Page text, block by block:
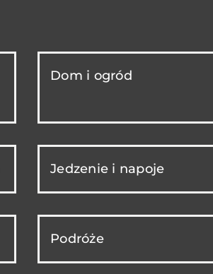
Dom i ogród
Jedzenie i napoje
Podróże